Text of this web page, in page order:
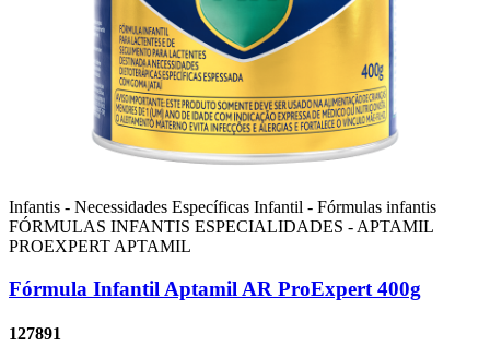
Infantis - Necessidades Específicas Infantil - Fórmulas infantis
FÓRMULAS INFANTIS ESPECIALIDADES - APTAMIL
PROEXPERTAPTAMIL
Fórmula Infantil Aptamil AR ProExpert 400g
127891